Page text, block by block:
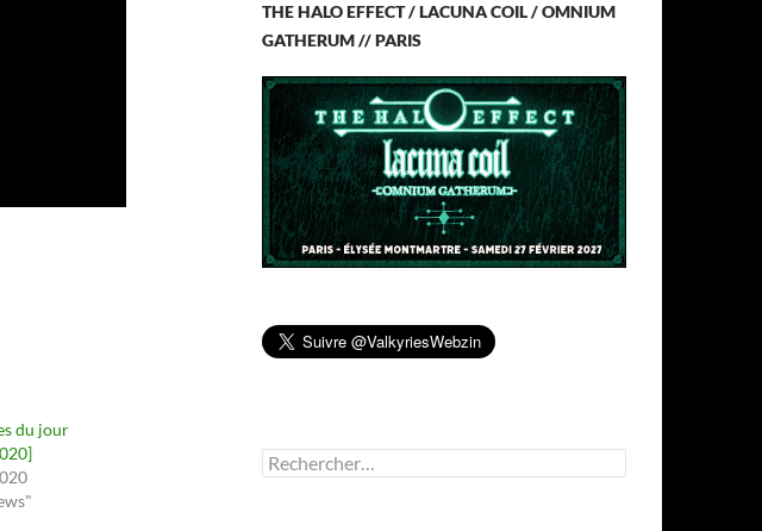
du jour
THE HALO EFFECT / LACUNA COIL / OMNIUM
GATHERUM // PARIS
Rechercher :